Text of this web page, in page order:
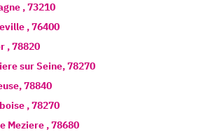
,73210
,76400
,78820
sur Seine,78270
,78840
,78270
Meziere ,78680